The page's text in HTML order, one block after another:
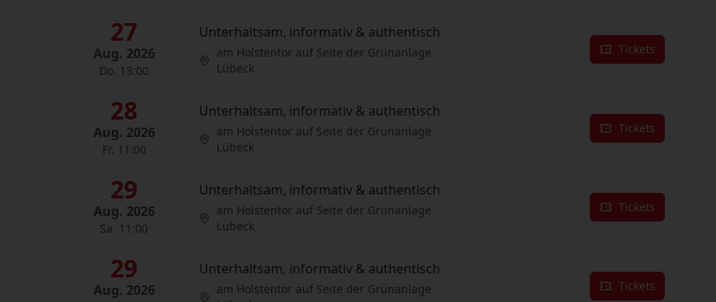
27
Aug. 2026
Do. 13:00
Unterhaltsam, informativ & authentisch
am Holstentor auf Seite der Grünanlage
Lübeck
Tickets
28
Aug. 2026
Fr. 11:00
Unterhaltsam, informativ & authentisch
am Holstentor auf Seite der Grünanlage
Lübeck
Tickets
29
Aug. 2026
Sa. 11:00
Unterhaltsam, informativ & authentisch
am Holstentor auf Seite der Grünanlage
Lübeck
Tickets
29
Aug. 2026
Unterhaltsam, informativ & authentisch
am Holstentor auf Seite der Grünanlage
Tickets